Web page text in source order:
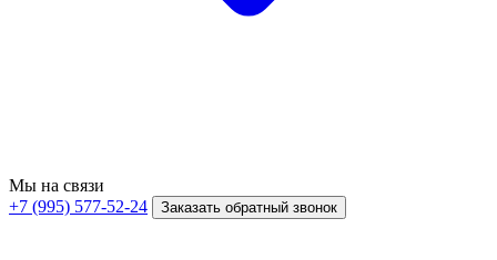
Мы на связи
+7 (995) 577-52-24
Заказать обратный звонок